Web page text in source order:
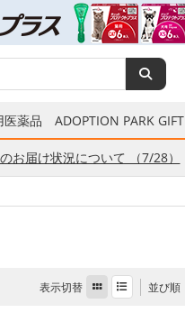
医薬品 ADOPTION PARK GIFT
お届け状況について （7/28）
表示切替 並び順